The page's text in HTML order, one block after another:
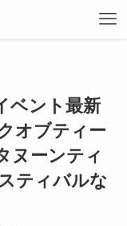
ベント最新
オブティー
ヌーンティ
ティバルな